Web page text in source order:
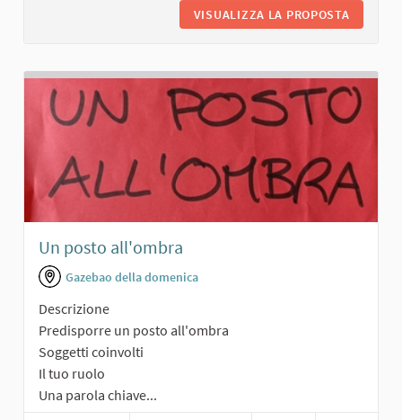
VISUALIZZA LA PROPOSTA
Un posto all'ombra
Gazebao della domenica
Descrizione
Predisporre un posto all'ombra
Soggetti coinvolti
Il tuo ruolo
Una parola chiave...